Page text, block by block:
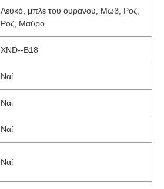
Λευκό, μπλε του ουρανού, Μωβ, Ροζ,
Ροζ, Μαύρο
XND--B18
Ναί
Ναί
Ναί
Ναί